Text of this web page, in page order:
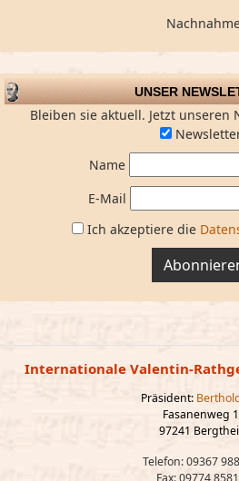
UNSER
Bleiben sie aktuell. Jetzt unseren
Name
E-Mail
Ich akzeptiere die
Internationale Valentin-
Präsident:
Fasanenweg
97241
Telefon: 09367